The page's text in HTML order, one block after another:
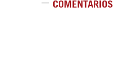
COMENTARIOS